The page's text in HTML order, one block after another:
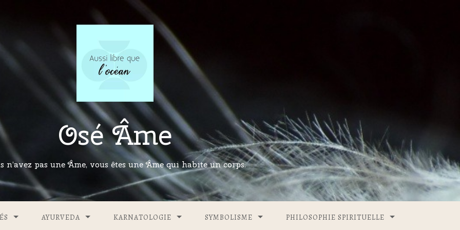
Osé Âme
n’avez pas une Âme, vous êtes une Âme qui habite un corps.
AYURVEDA KARNATOLOGIE SYMBOLISME PHILOSOPHIE SPIRITUELLE